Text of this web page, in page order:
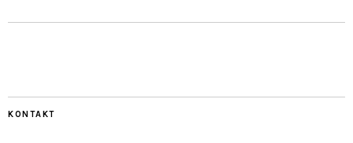
KONTAKT